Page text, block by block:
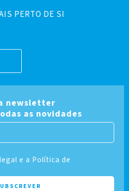
PERTO DE SI
newsletter
as novidades
e a Política de